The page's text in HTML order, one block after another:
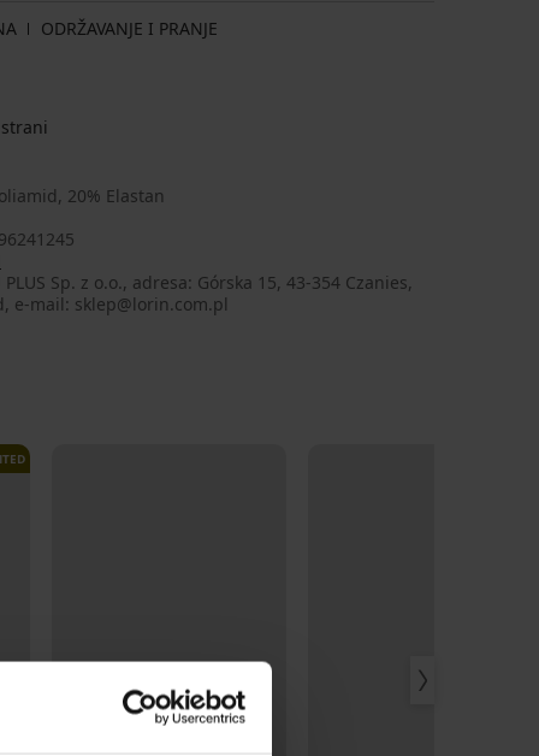
ODRŽAVANJE I PRANJE
20% Elastan
PLUS Sp. z o.o., adresa: Górska 15, 43-354 Czanies,
e-mail: sklep@lorin.com.pl